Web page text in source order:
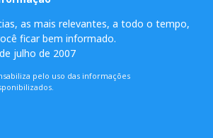
as mais relevantes, a todo o tempo,
ficar bem informado.
julho de 2007
pelo uso das informações